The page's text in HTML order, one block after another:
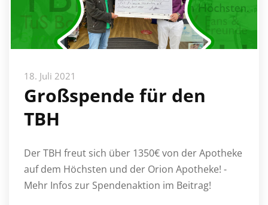
18. Juli 2021
Großspende für den
TBH
Der TBH freut sich über 1350€ von der Apotheke
auf dem Höchsten und der Orion Apotheke! -
Mehr Infos zur Spendenaktion im Beitrag!